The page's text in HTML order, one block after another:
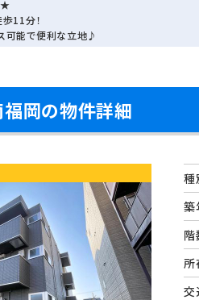
11分！
可能で便利な立地♪
福岡の物件詳細
種
築
階
所
交